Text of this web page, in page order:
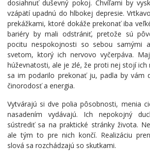
dosiahnuť duševný pokoj. Chvíľami by
vzápätí upadnú do hlbokej depresie.
prekážkami, ktoré dokáže prekonať iba
bariéry by mali odstrániť, pretože sú
pocitu nespokojnosti so sebou samými
svetom, ktorý ich nervovo vyčerpáva.
húževnatosti, ale je zlé, že proti nej stojí ich
sa im podarilo prekonať ju, padla by vám
činorodosť a energia.
Vytvárajú si dve polia pôsobnosti, menia
nasadením vydávajú. Ich nepokojný
sústrediť sa na praktické stránky života.
ale tým to pre nich končí. Realizáciu
slová sa rozchádzajú so skutkami.